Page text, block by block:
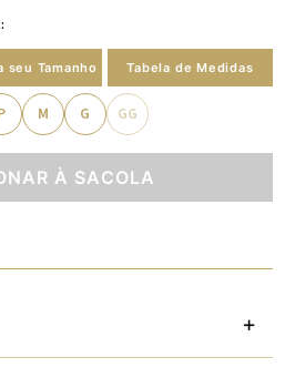
seu Tamanho Tabela de Medidas
M G GG
À SACOLA